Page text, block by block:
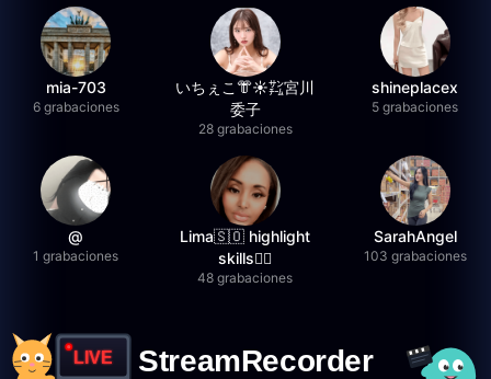
mia-703
6 grabaciones
いちぇこ👘☀️㌠宮川
委子
28 grabaciones
shineplacex
5 grabaciones
@
1 grabaciones
Lima🇸🇴 highlight
skills✌🏽
48 grabaciones
SarahAngel
103 grabaciones